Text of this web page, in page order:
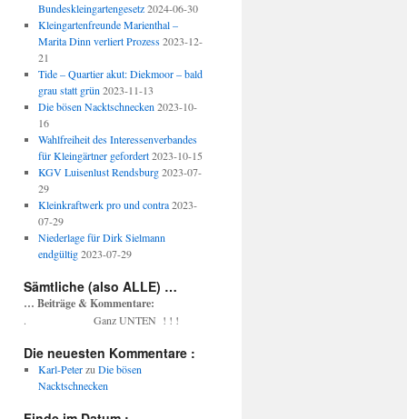
Bundeskleingartengesetz 2024-06-30
Kleingartenfreunde Marienthal –
Marita Dinn verliert Prozess 2023-12-
21
Tide – Quartier akut: Diekmoor – bald
grau statt grün 2023-11-13
Die bösen Nacktschnecken 2023-10-
16
Wahlfreiheit des Interessenverbandes
für Kleingärtner gefordert 2023-10-15
KGV Luisenlust Rendsburg 2023-07-
29
Kleinkraftwerk pro und contra 2023-
07-29
Niederlage für Dirk Sielmann
endgültig 2023-07-29
Sämtliche (also ALLE) …
… Beiträge & Kommentare:
. Ganz UNTEN ! ! !
Die neuesten Kommentare :
Karl-Peterzu Die bösen
Nacktschnecken